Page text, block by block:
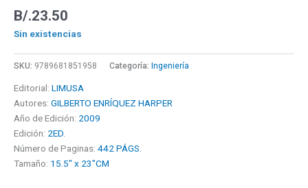
B/.23.50
Sin existencias
SKU: 9789681851958 Categoría: Ingeniería
Editorial: LIMUSA
Autores: GILBERTO ENRÍQUEZ HARPER
Año de Edición: 2009
Edición: 2ED.
Número de Paginas: 442 PÁGS.
Tamaño: 15.5" x 23"CM